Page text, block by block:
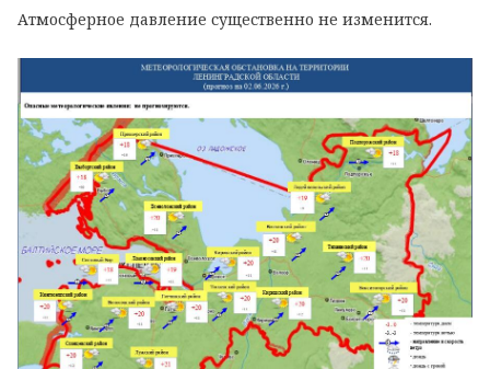
Атмосферное давление существенно не изменится.